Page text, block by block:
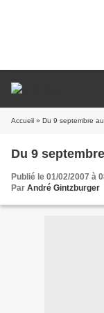
Accueil » Du 9 septembre
Du 9
Publié le 01/02/2007 à
Par André Gintzburger